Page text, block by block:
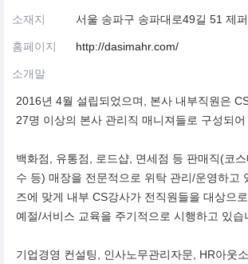
소재지 서울 송파구 송파대로49길 51 제
홈페이지 http://dasimahr.com/
소개말
2016년 4월 설립되었으며, 본사 내부직원은
27명 이상의 본사 관리직 매니져들로 구성되어
백화점, 유통점, 로드샵, 면세점 등 판매직(코
수 등) 매장을 전문적으로 위탁 관리/운영하고
즈에 맞게 내부 CS강사가 전직원들을 대상으
예절/서비스 교육을 주기적으로 시행하고 있습
기업경영 컨설팅, 인사노무관리자문, HR아웃